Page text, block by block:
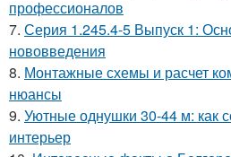
профессионалов
7. Серия 1.245.4-5 Выпуск 1:
нововведения
8. Монтажные схемы и расчет
нюансы
9. Уютные однушки 30-44 м: как
интерьер